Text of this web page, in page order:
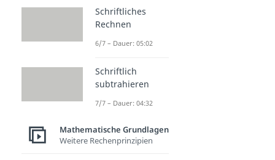
Schriftliches
Rechnen
6/7 – Dauer: 05:02
Schriftlich
subtrahieren
7/7 – Dauer: 04:32
Mathematische Grundlagen
Weitere Rechenprinzipien